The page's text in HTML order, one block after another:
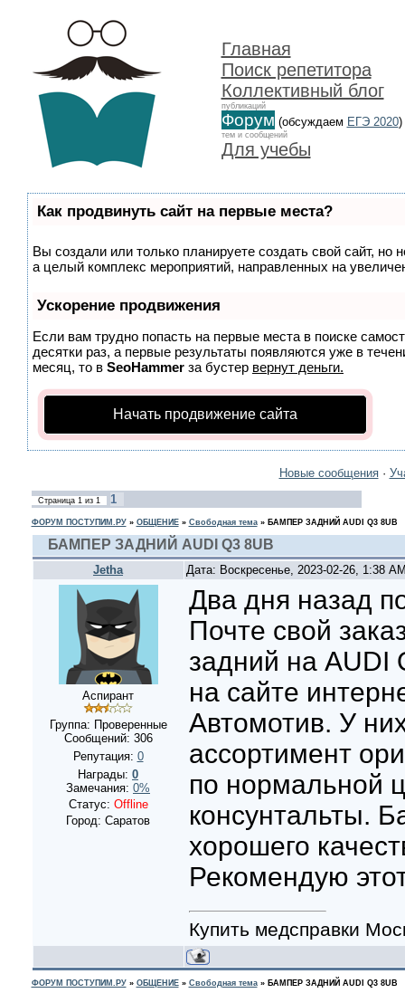
Главная
Поиск репетитора
Коллективный блог
публикаций
Форум (обсуждаем ЕГЭ 2020)
тем и сообщений
Для учебы
Как продвинуть сайт на первые места?
Вы создали или только планируете создать свой сайт, но
а целый комплекс мероприятий, направленных на
Ускорение продвижения
Если вам трудно попасть на первые места в поиске
десятки раз, а первые результаты появляются уже в
месяц, то в SeoHammer за бустер вернут деньги.
Начать продвижение сайта
Новые сообщения·
Страница 1из 1 1
ФОРУМ ПОСТУПИМ.РУ» ОБЩЕНИЕ» Свободная тема» БАМПЕР ЗАДНИЙ AUDI Q3 8UB
БАМПЕР ЗАДНИЙ AUDI Q3 8UB
Jetha Дата: Воскресенье, 2023-02-26, 1:38
Аспирант
Группа: Проверенные
Сообщений: 306
Репутация: 0
Награды: 0
Замечания: 0%
Статус: Offline
Город: Саратов
Два дня назад
Почте свой
задний на AUDI
на сайте
Автомотив. У
ассортимент
по нормальной
консунтальты.
хорошего
Рекомендую
Купить медсправки
ФОРУМ ПОСТУПИМ.РУ» ОБЩЕНИЕ» Свободная тема» БАМПЕР ЗАДНИЙ AUDI Q3 8UB